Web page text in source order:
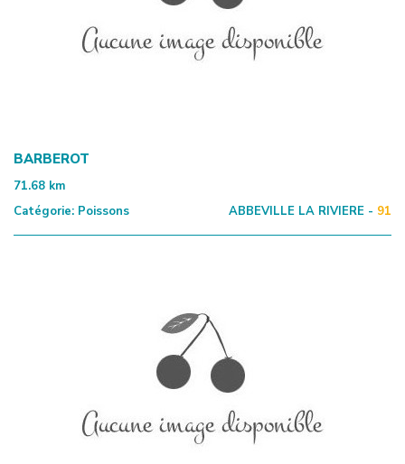
BARBEROT
71.68 km
Catégorie: Poissons ABBEVILLE LA RIVIERE - 91